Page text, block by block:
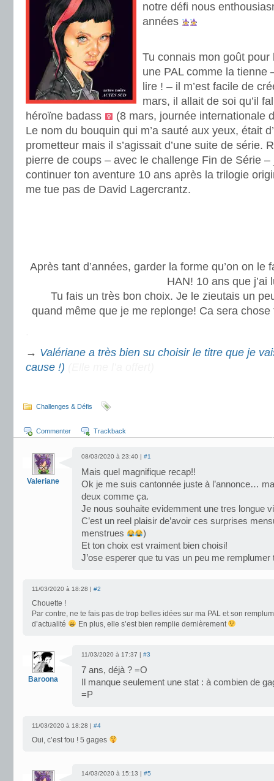
notre défi nous
années
Tu connais mon goût
une PAL comme la tienne
lire ! – il m’est facile de
mars, il allait de soi qu’il
héroïne badass
(8 mars, journée internationale
Le nom du bouquin qui m’a sauté aux yeux, était
prometteur mais il s’agissait d’une suite de série.
pierre de coups – avec le challenge Fin de Série
continuer ton aventure 10 ans après la trilogie
me tue pas de David Lagercrantz.
Après tant d’années, garder la forme qu’on on le
HAN! 10 ans que
Tu fais un très bon choix. Je le zieutais un
quand même que je me replonge! Ca sera
→ Valériane a très bien su choisir le titre que je
cause !)
Challenges & Défis
Commenter Trackback
Valeriane
08/03/2020 à 23:40 | #1
Mais quel magnifique recap!!
Ok je me suis cantonnée juste à l’annonce…
deux comme ça.
Je nous souhaite evidemment une tres longue
C’est un reel plaisir de’avoir ces surprises
menstrues
)
Et ton choix est vraiment bien choisi!
J’ose esperer que tu vas un peu me
11/03/2020 à 18:28 | #2
Chouette !
Par contre, ne te fais pas de trop belles idées sur ma PAL et son
d’actualité
En plus, elle s’est bien remplie dernièrement
Baroona
11/03/2020 à 17:37 | #3
7 ans, déjà ? =O
Il manque seulement une stat : à combien de
=P
11/03/2020 à 18:28 | #4
Oui, c’est fou ! 5 gages
14/03/2020 à 15:13 | #5